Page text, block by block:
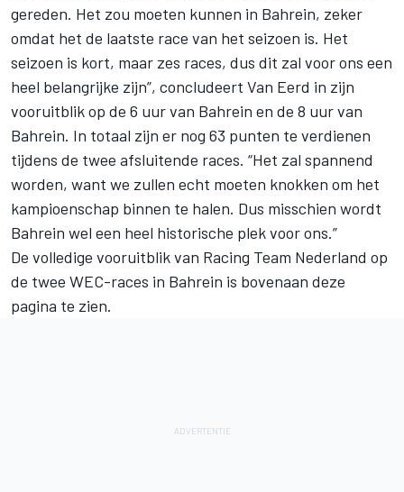
gereden. Het zou moeten kunnen in Bahrein, zeker
omdat het de laatste race van het seizoen is. Het
seizoen is kort, maar zes races, dus dit zal voor ons een
heel belangrijke zijn”, concludeert Van Eerd in zijn
vooruitblik op de 6 uur van Bahrein en de 8 uur van
Bahrein. In totaal zijn er nog 63 punten te verdienen
tijdens de twee afsluitende races. “Het zal spannend
worden, want we zullen echt moeten knokken om het
kampioenschap binnen te halen. Dus misschien wordt
Bahrein wel een heel historische plek voor ons.”
De volledige vooruitblik van Racing Team Nederland op
de twee WEC-races in Bahrein is bovenaan deze
pagina te zien.